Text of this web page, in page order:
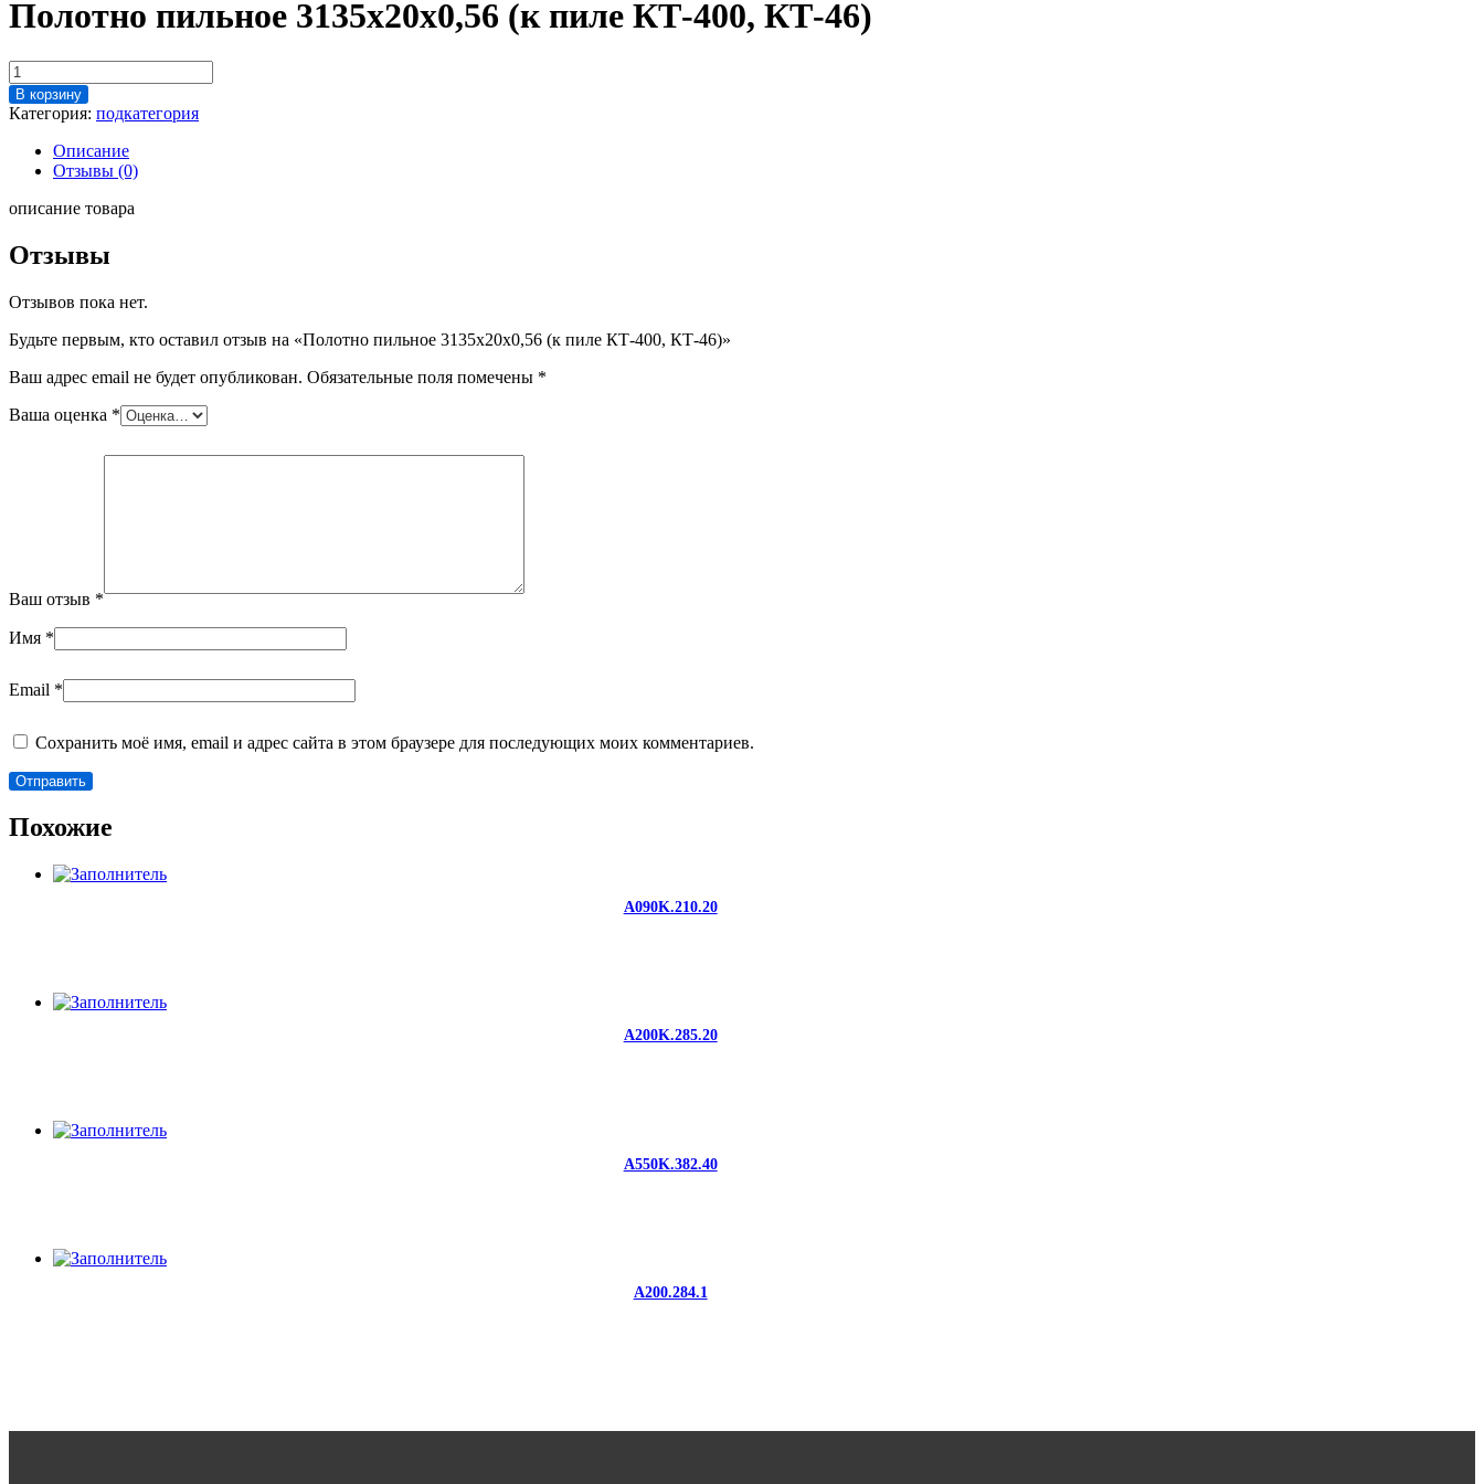
Полотно пильное 3135х20х0,56 (к пиле КТ-400, КТ-46)
Количество
товара
Полотно
пильное
3135х20х0,56
КТ-400,
В корзину
Категория: подкатегория
Описание
Отзывы (0)
описание товара
Отзывы
Отзывов пока нет.
Будьте первым, кто оставил отзыв на «Полотно пильное 3135х20х0,56 (к пиле КТ-400, КТ-46)»
Ваш адрес email не будет опубликован. Обязательные поля помечены *
Ваша оценка *
Ваш отзыв *
Имя *
Email *
Сохранить моё имя, email и адрес сайта в этом браузере для последующих моих комментариев.
Похожие
A090K.210.20
A200K.285.20
A550K.382.40
A200.284.1